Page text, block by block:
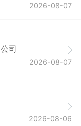
2026-08-07
司
2026-08-07
2026-08-06